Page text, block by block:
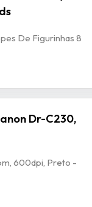
De Figurinhas 8
Dr-C230,
600dpi, Preto -